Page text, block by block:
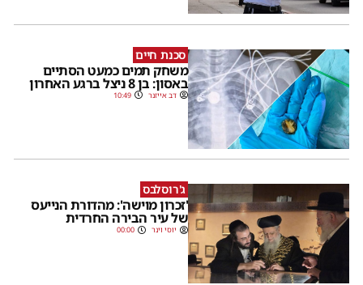
סכנת חיים
משחק תמים כמעט הסתיים
באסון: בן 8 ניצל ברגע האחרון
דב אייזנר 10:49
ג'רוסלבס
'זכרון מוישה': מהדורת הנייעס
של עיר הבירה החרדית
יוסי וינר 00:00